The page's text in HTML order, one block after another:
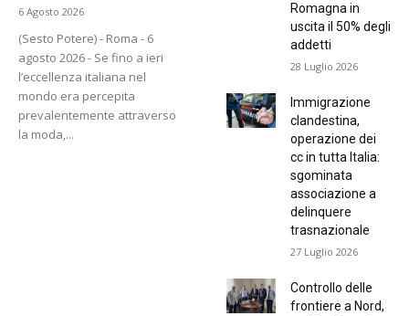
6 Agosto 2026
(Sesto Potere) - Roma - 6
agosto 2026 - Se fino a ieri
l’eccellenza italiana nel
mondo era percepita
prevalentemente attraverso
la moda,...
Romagna in
uscita il 50% degli
addetti
28 Luglio 2026
Immigrazione
clandestina,
operazione dei
cc in tutta Italia:
sgominata
associazione a
delinquere
trasnazionale
27 Luglio 2026
Controllo delle
frontiere a Nord,